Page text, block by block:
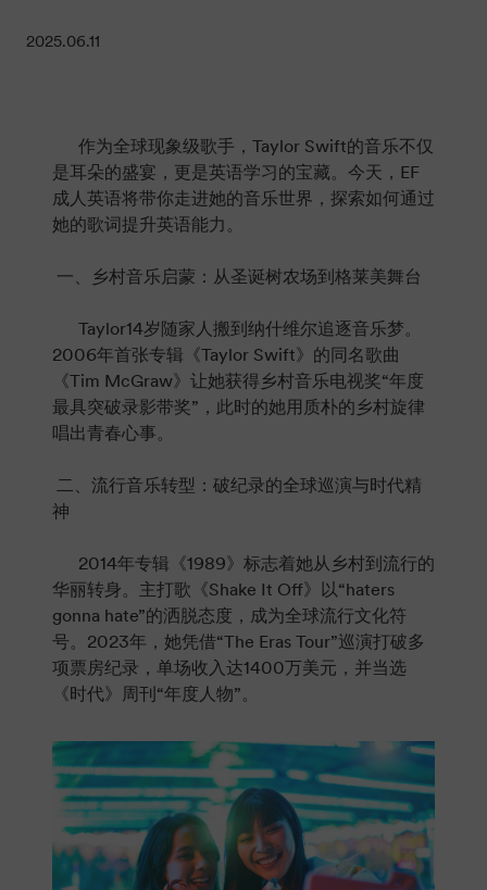
2025.06.11
作为全球现象级歌手，Taylor Swift的音乐不仅
是耳朵的盛宴，更是英语学习的宝藏。今天，EF
成人英语将带你走进她的音乐世界，探索如何通过
她的歌词提升英语能力。
一、乡村音乐启蒙：从圣诞树农场到格莱美舞台
Taylor14岁随家人搬到纳什维尔追逐音乐梦。
2006年首张专辑《Taylor Swift》的同名歌曲
《Tim McGraw》让她获得乡村音乐电视奖“年度
最具突破录影带奖”，此时的她用质朴的乡村旋律
唱出青春心事。
二、流行音乐转型：破纪录的全球巡演与时代精
神
2014年专辑《1989》标志着她从乡村到流行的
华丽转身。主打歌《Shake It Off》以“haters
gonna hate”的洒脱态度，成为全球流行文化符
号。2023年，她凭借“The Eras Tour”巡演打破多
项票房纪录，单场收入达1400万美元，并当选
《时代》周刊“年度人物”。